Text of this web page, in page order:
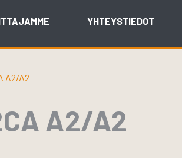
YHTEYSTIEDOT
A2/A2
A2/A2